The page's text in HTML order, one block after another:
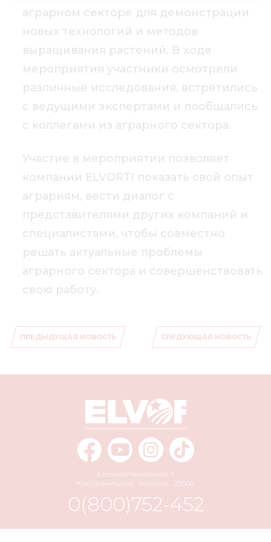
аграрном секторе для демонстрации
новых технологий и методов
выращивания растений. В ходе
мероприятия участники осмотрели
различные исследования, встретились
с ведущими экспертами и пообщались
с коллегами из аграрного сектора.
Участие в мероприятии позволяет
компании ELVORTI показать свой опыт
аграриям, вести диалог с
представителями других компаний и
специалистами, чтобы совместно
решать актуальные проблемы
аграрного сектора и совершенствовать
свою работу.
ПРЕДЫДУЩАЯ НОВОСТЬ СЛЕДУЮЩАЯ НОВОСТЬ
Евгения Чикаленко, 1
Кропивницкий
Украина 25006
0(800)752-452
info@elvorti.com